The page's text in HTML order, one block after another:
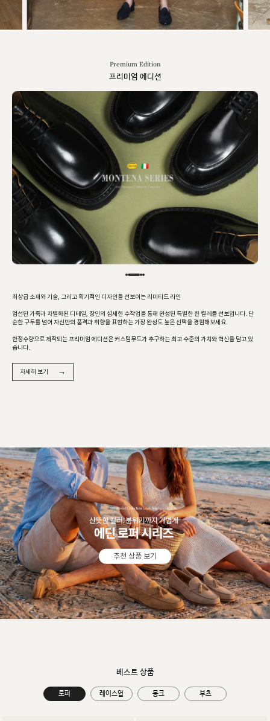
Premium Edition
프리미엄 에디션
최상급 소재와 기술, 그리고 획기적인 디자인을 선보이는 리미티드 라인
엄선된 가죽과 차별화된 디테일, 장인의 섬세한 수작업을 통해 완성된 특별한 한 켤레를 선보입니다. 단
순한 구두를 넘어 자신만의 품격과 취향을 표현하는 가장 완성도 높은 선택을 경험해보세요.
한정수량으로 제작되는 프리미엄 에디션은 커스텀무드가 추구하는 최고 수준의 가치와 혁신을 담고 있
습니다.
자세히 보기 →
추천 상품 보기
베스트 상품
로퍼 레이스업 몽크 부츠